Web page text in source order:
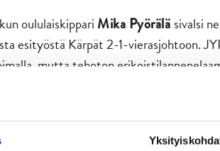
oululaiskippari Mika Pyörälä sivalsi
esityöstä Kärpät 2-1-vierasjohtoon.
mutta tehoton
porukka. Siitä huolimatta meidän
hurrikaanisentteri totesi.